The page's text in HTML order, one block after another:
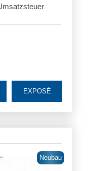
EXPOSÉ
Neubau